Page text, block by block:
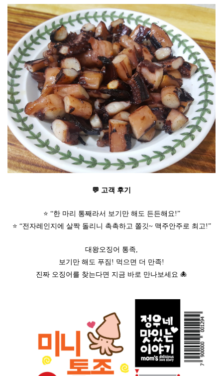
💬 고객 후기
⭐ “한 마리 통째라서 보기만 해도 든든해요!”
⭐ “전자레인지에 살짝 돌리니 촉촉하고 쫄깃~ 맥주안주로 최고!”
대왕오징어 통족,
보기만 해도 푸짐! 먹으면 더 만족!
진짜 오징어를 찾는다면 지금 바로 만나보세요 🐙